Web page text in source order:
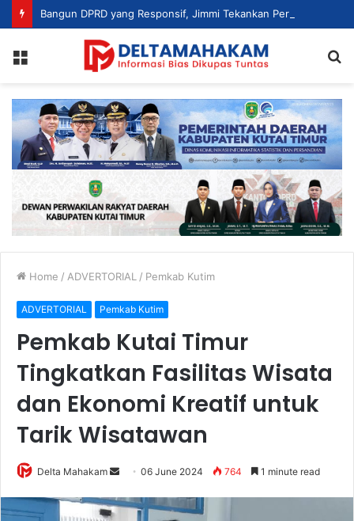
Home / ADVERTORIAL / Pemkab Kutim
ADVERTORIAL Pemkab Kutim
Pemkab Kutai Timur
Tingkatkan Fasilitas Wisata
dan Ekonomi Kreatif untuk
Tarik Wisatawan
Delta Mahakam
n
06 June 2024 764 1 minute read